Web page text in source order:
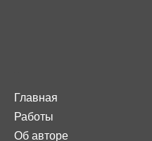
Главная
Работы
Об авторе